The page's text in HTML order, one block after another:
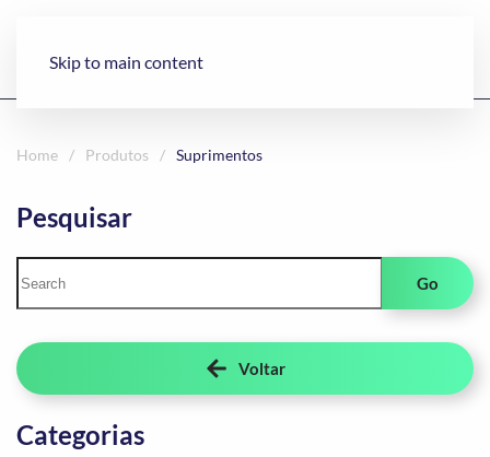
Skip to main content
Home Produtos Suprimentos
Pesquisar
Go
Voltar
Categorias